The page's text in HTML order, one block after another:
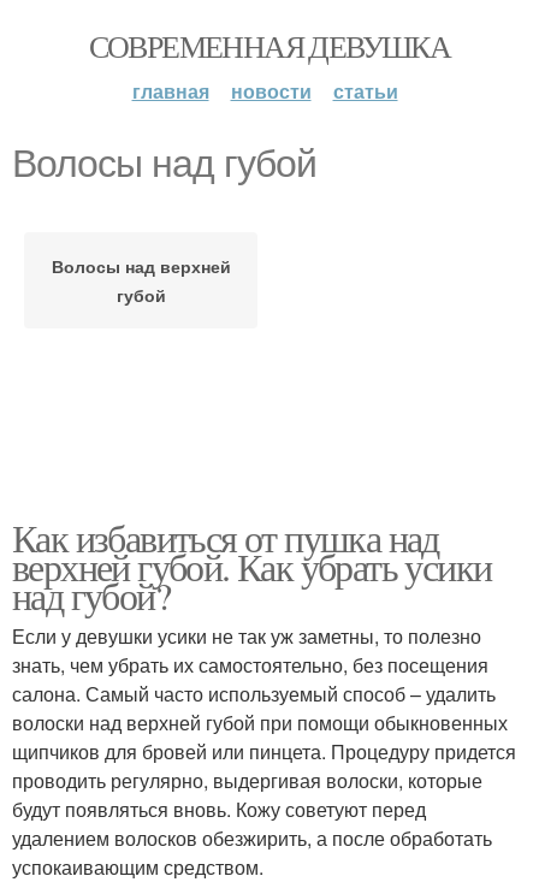
СОВРЕМЕННАЯ ДЕВУШКА
главная новости статьи
Волосы над губой
Волосы над верхней
губой
Как избавиться от пушка над
верхней губой. Как убрать усики
над губой?
Если у девушки усики не так уж заметны, то полезно
знать, чем убрать их самостоятельно, без посещения
салона. Самый часто используемый способ – удалить
волоски над верхней губой при помощи обыкновенных
щипчиков для бровей или пинцета. Процедуру придется
проводить регулярно, выдергивая волоски, которые
будут появляться вновь. Кожу советуют перед
удалением волосков обезжирить, а после обработать
успокаивающим средством.